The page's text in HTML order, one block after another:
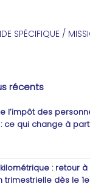
SPÉCIFIQUE /
récents
l’impôt des
ce qui change à
: retour à
trimestrielle dès le